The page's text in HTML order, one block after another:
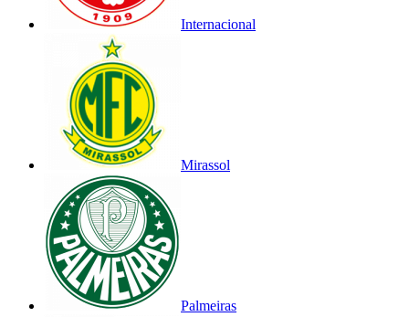
Internacional
Mirassol
Palmeiras